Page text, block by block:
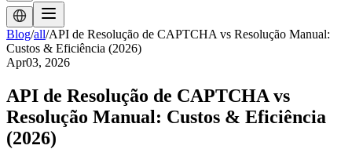
Blog/all/API de Resolução de CAPTCHA vs Resolução Manual:
Custos & Eficiência (2026)
Apr03, 2026
API de Resolução de CAPTCHA vs
Resolução Manual: Custos & Eficiência
(2026)